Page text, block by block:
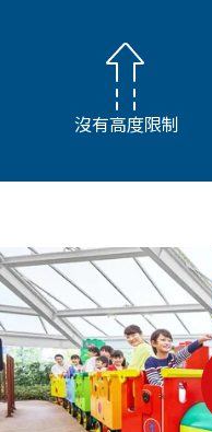
沒有高度限制